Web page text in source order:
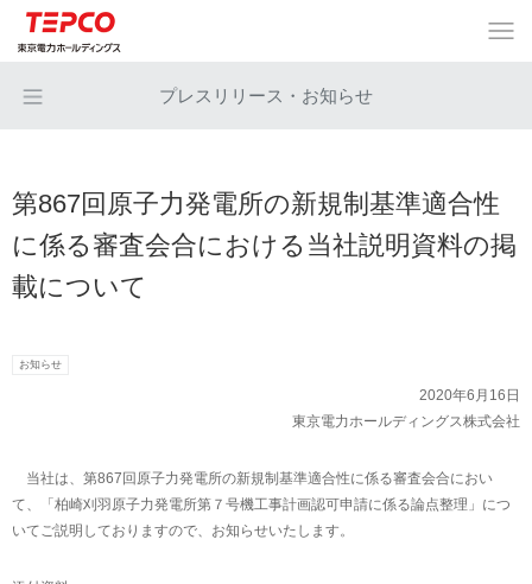
プレスリリース・お知らせ
第867回原子力発電所の新規制基準適合性
に係る審査会合における当社説明資料の掲
載について
お知らせ
2020年6月16日
東京電力ホールディングス株式会社
当社は、第867回原子力発電所の新規制基準適合性に係る審査会合におい
て、「柏崎刈羽原子力発電所第７号機工事計画認可申請に係る論点整理」につ
いてご説明しておりますので、お知らせいたします。